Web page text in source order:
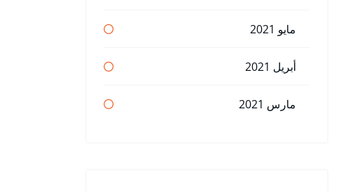
مايو 2021
أبريل 2021
مارس 2021